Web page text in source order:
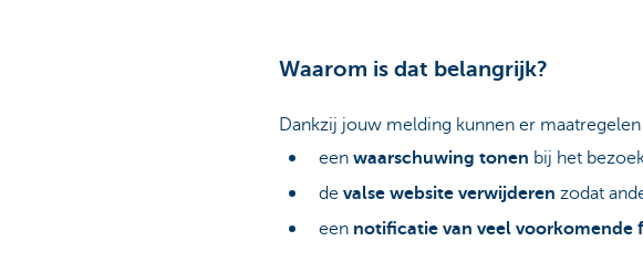
Waarom is dat belangrijk?
Dankzij jouw melding kunnen er
een waarschuwing tonen bij het
de valse website verwijderen zodat
een notificatie van veel voorkomende